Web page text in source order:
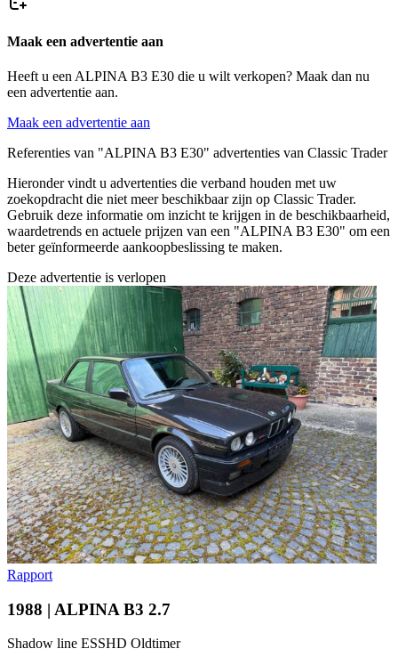
Maak een advertentie aan
Heeft u een ALPINA B3 E30 die u wilt verkopen? Maak dan nu
een advertentie aan.
Maak een advertentie aan
Referenties van "ALPINA B3 E30" advertenties van Classic Trader
Hieronder vindt u advertenties die verband houden met uw
zoekopdracht die niet meer beschikbaar zijn op Classic Trader.
Gebruik deze informatie om inzicht te krijgen in de beschikbaarheid,
waardetrends en actuele prijzen van een "ALPINA B3 E30" om een
beter geïnformeerde aankoopbeslissing te maken.
Deze advertentie is verlopen
Rapport
1988 | ALPINA B3 2.7
Shadow line ESSHD Oldtimer